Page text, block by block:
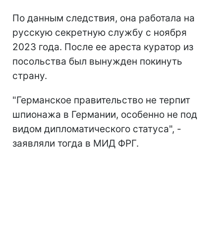
По данным следствия, она работала на
русскую секретную службу с ноября
2023 года. После ее ареста куратор из
посольства был вынужден покинуть
страну.
"Германское правительство не терпит
шпионажа в Германии, особенно не под
видом дипломатического статуса", -
заявляли тогда в МИД ФРГ.